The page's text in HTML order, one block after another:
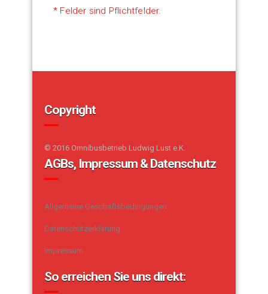
* Felder sind Pflichtfelder.
Copyright
© 2016 Omnibusbetrieb Ludwig Lust e.K.
AGBs, Impressum & Datenschutz
Allgemeine Geschäftsbedingungen
Datenschutzerklärung
Impressum
So erreichen Sie uns direkt: